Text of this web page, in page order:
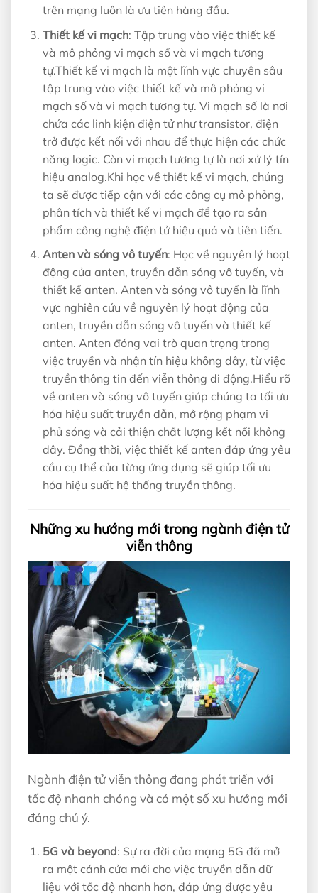
trên mạng luôn là ưu tiên hàng đầu.
Thiết kế vi mạch: Tập trung vào việc thiết kế
và mô phỏng vi mạch số và vi mạch tương
tự.Thiết kế vi mạch là một lĩnh vực chuyên sâu
tập trung vào việc thiết kế và mô phỏng vi
mạch số và vi mạch tương tự. Vi mạch số là nơi
chứa các linh kiện điện tử như transistor, điện
trở được kết nối với nhau để thực hiện các chức
năng logic. Còn vi mạch tương tự là nơi xử lý tín
hiệu analog.Khi học về thiết kế vi mạch, chúng
ta sẽ được tiếp cận với các công cụ mô phỏng,
phân tích và thiết kế vi mạch để tạo ra sản
phẩm công nghệ điện tử hiệu quả và tiên tiến.
Anten và sóng vô tuyến: Học về nguyên lý hoạt
động của anten, truyền dẫn sóng vô tuyến, và
thiết kế anten. Anten và sóng vô tuyến là lĩnh
vực nghiên cứu về nguyên lý hoạt động của
anten, truyền dẫn sóng vô tuyến và thiết kế
anten. Anten đóng vai trò quan trọng trong
việc truyền và nhận tín hiệu không dây, từ việc
truyền thông tin đến viễn thông di động.Hiểu rõ
về anten và sóng vô tuyến giúp chúng ta tối ưu
hóa hiệu suất truyền dẫn, mở rộng phạm vi
phủ sóng và cải thiện chất lượng kết nối không
dây. Đồng thời, việc thiết kế anten đáp ứng yêu
cầu cụ thể của từng ứng dụng sẽ giúp tối ưu
hóa hiệu suất hệ thống truyền thông.
Những xu hướng mới trong ngành điện tử
viễn thông
Ngành điện tử viễn thông đang phát triển với
tốc độ nhanh chóng và có một số xu hướng mới
đáng chú ý.
5G và beyond: Sự ra đời của mạng 5G đã mở
ra một cánh cửa mới cho việc truyền dẫn dữ
liệu với tốc độ nhanh hơn, đáp ứng được yêu